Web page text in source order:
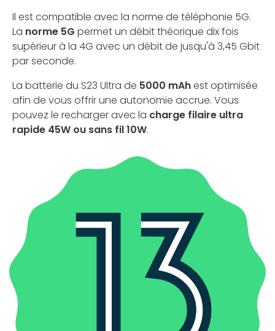
Il est compatible avec la norme de téléphonie 5G.
La norme 5G permet un débit théorique dix fois
supérieur à la 4G avec un débit de jusqu'à 3,45 Gbit
par seconde.
La batterie du S23 Ultra de 5000 mAhest optimisée
afin de vous offrir une autonomie accrue. Vous
pouvez le recharger avec la charge filaire ultra
rapide 45W ou sans fil 10W.